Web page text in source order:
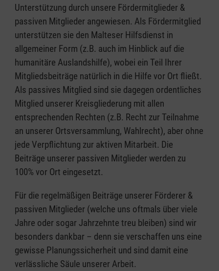
Unterstützung durch unsere Fördermitglieder &
passiven Mitglieder angewiesen. Als Fördermitglied
unterstützen sie den Malteser Hilfsdienst in
allgemeiner Form (z.B. auch im Hinblick auf die
humanitäre Auslandshilfe), wobei ein Teil Ihrer
Mitgliedsbeiträge natürlich in die Hilfe vor Ort fließt.
Als passives Mitglied sind sie dagegen ordentliches
Mitglied unserer Kreisgliederung mit allen
entsprechenden Rechten (z.B. Recht zur Teilnahme
an unserer Ortsversammlung, Wahlrecht), aber ohne
jede Verpflichtung zur aktiven Mitarbeit. Die
Beiträge unserer passiven Mitglieder werden zu
100% vor Ort eingesetzt.
Für die regelmäßigen Beiträge unserer Förderer &
passiven Mitglieder (welche uns oftmals über viele
Jahre oder sogar Jahrzehnte treu bleiben) sind wir
besonders dankbar – denn sie verschaffen uns eine
gewisse Planungssicherheit und sind damit eine
verlässliche Säule unserer Arbeit.